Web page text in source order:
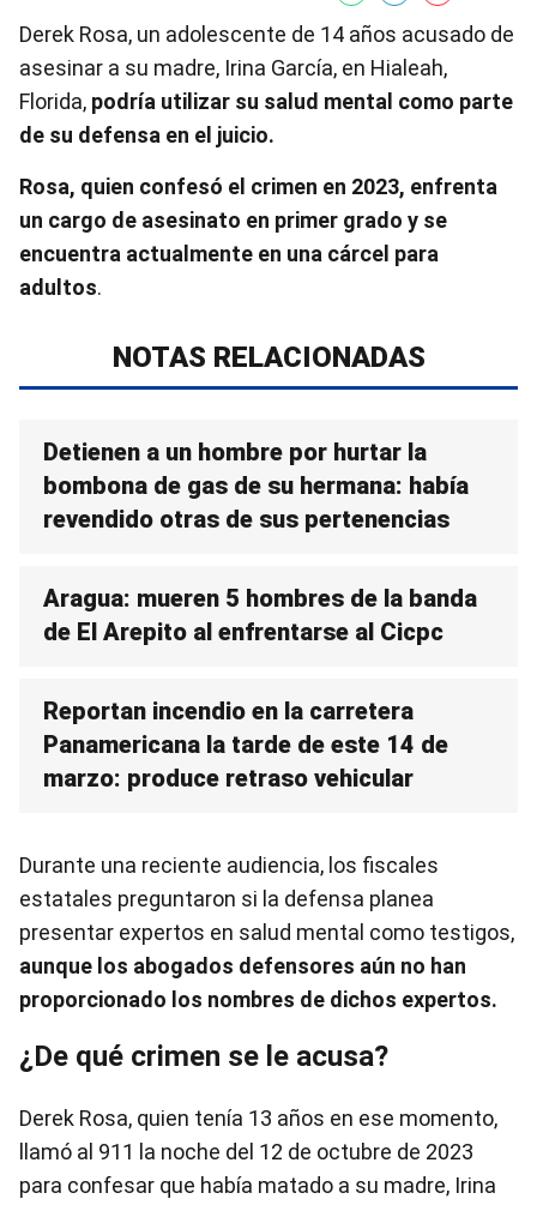
Derek Rosa, un adolescente de 14 años acusado de
asesinar a su madre, Irina García, en Hialeah,
Florida, podría utilizar su salud mental como parte
de su defensa en el juicio.
Rosa, quien confesó el crimen en 2023, enfrenta
un cargo de asesinato en primer grado y se
encuentra actualmente en una cárcel para
adultos.
NOTAS RELACIONADAS
Detienen a un hombre por hurtar la
bombona de gas de su hermana: había
revendido otras de sus pertenencias
Aragua: mueren 5 hombres de la banda
de El Arepito al enfrentarse al Cicpc
Reportan incendio en la carretera
Panamericana la tarde de este 14 de
marzo: produce retraso vehicular
Durante una reciente audiencia, los fiscales
estatales preguntaron si la defensa planea
presentar expertos en salud mental como testigos,
aunque los abogados defensores aún no han
proporcionado los nombres de dichos expertos.
¿De qué crimen se le acusa?
Derek Rosa, quien tenía 13 años en ese momento,
llamó al 911 la noche del 12 de octubre de 2023
para confesar que había matado a su madre, Irina